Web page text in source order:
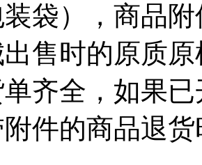
袋），商品
售时的原质
齐全，如果
件的商品退